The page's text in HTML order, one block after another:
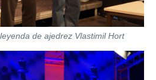
de ajedrez Vlastimil Hort